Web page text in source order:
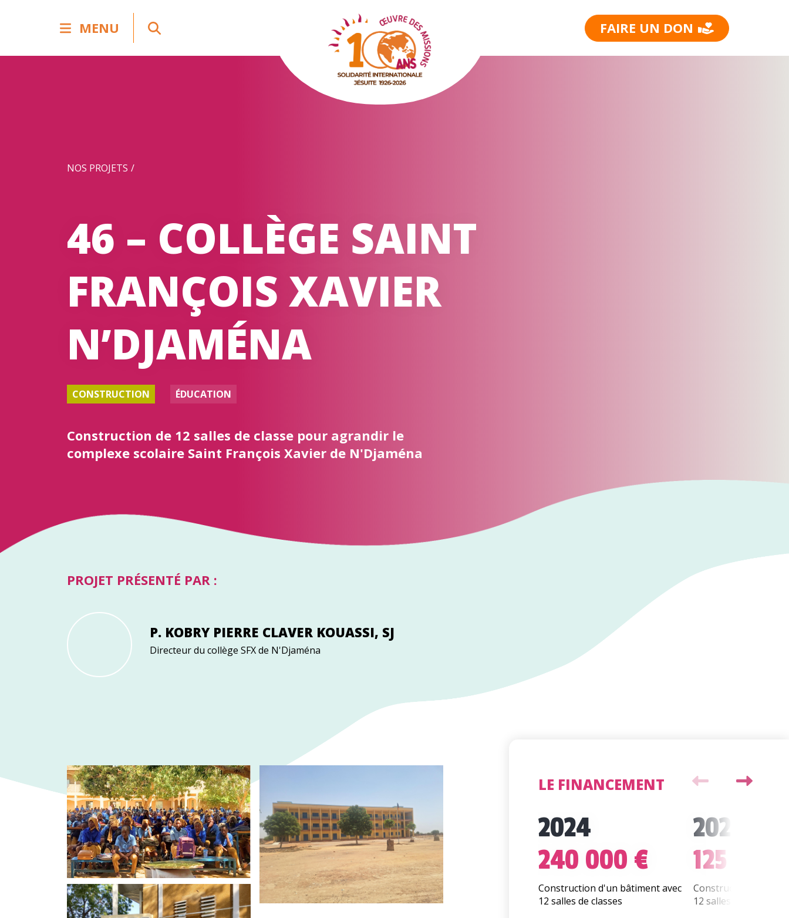
MENU FAIRE UN DON
NOS PROJETS
46 – COLLÈGE SAINT
FRANÇOIS XAVIER
N’DJAMÉNA
CONSTRUCTION ÉDUCATION
Construction de 12 salles de classe pour agrandir le
complexe scolaire Saint François Xavier de N'Djaména
PROJET PRÉSENTÉ PAR :
P. KOBRY PIERRE CLAVER KOUASSI, SJ
Directeur du collège SFX de N'Djaména
LE FINANCEMENT
2024
240 000 €
Construction d'un bâtiment avec
12 salles de classes
2023
125 000
Construction d'un
12 salles de classes